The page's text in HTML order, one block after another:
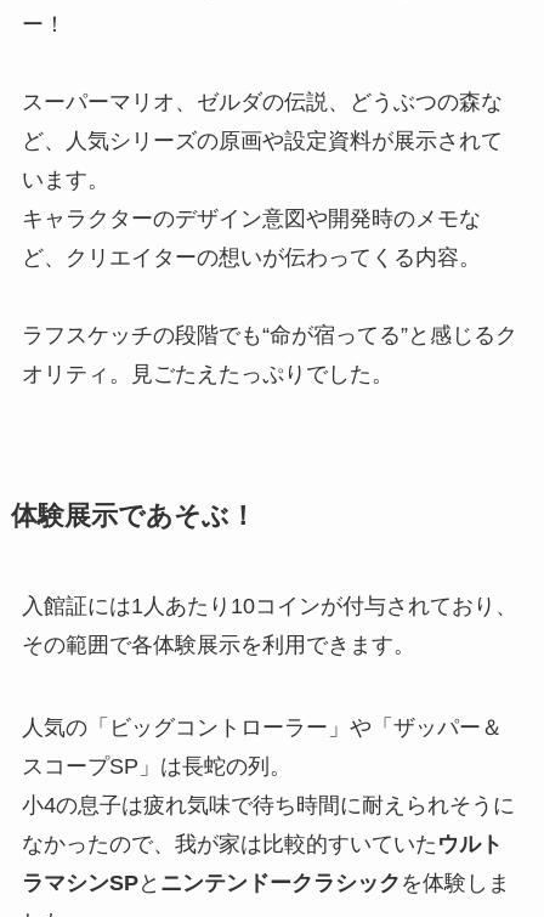
ー！
スーパーマリオ、ゼルダの伝説、どうぶつの森な
ど、人気シリーズの原画や設定資料が展示されて
います。
キャラクターのデザイン意図や開発時のメモな
ど、クリエイターの想いが伝わってくる内容。
ラフスケッチの段階でも“命が宿ってる”と感じるク
オリティ。見ごたえたっぷりでした。
体験展示であそぶ！
入館証には1人あたり10コインが付与されており、
その範囲で各体験展示を利用できます。
人気の「ビッグコントローラー」や「ザッパー＆
スコープSP」は長蛇の列。
小4の息子は疲れ気味で待ち時間に耐えられそうに
なかったので、我が家は比較的すいていた ウルト
ラマシンSPと ニンテンドークラシック を体験しま